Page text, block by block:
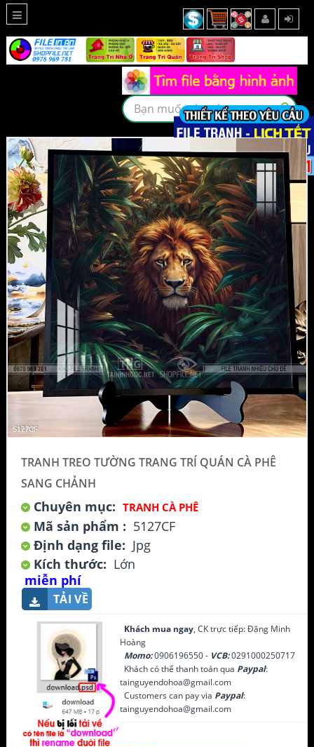
TRANH TREO TƯỜNG TRANG TRÍ QUÁN CÀ PHÊ
SANG CHẢNH
Chuyên mục: TRANH CÀ PHÊ
Mã sản phẩm : 5127CF
Định dạng file: Jpg
Kích thước: Lớn
miễn phí
TẢI VỀ
Khách mua ngay, CK trực tiếp: Đặng Minh
Hoàng
Momo:0906196550 - VCB:0291000250717
Khách có thể thanh toán qua Paypal:
tainguyendohoa@gmail.com
Customers can pay via Paypal:
tainguyendohoa@gmail.com